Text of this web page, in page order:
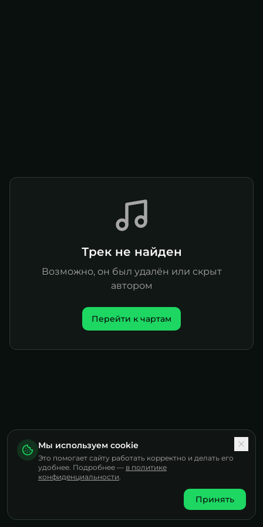
Трек не найден
Возможно, он был удалён или скрыт
автором
Перейти к чартам
Мы используем cookie
Это помогает сайту работать корректно и делать его
удобнее. Подробнее — в политике
конфиденциальности.
Принять